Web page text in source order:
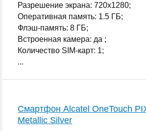
Разрешение экрана: 720x1280;
Оперативная память: 1.5 ГБ;
Флэш-память: 8 ГБ;
Встроенная камера: да ;
Количество SIM-карт: 1;
...
Смартфон Alcatel OneTouch
Metallic Silver